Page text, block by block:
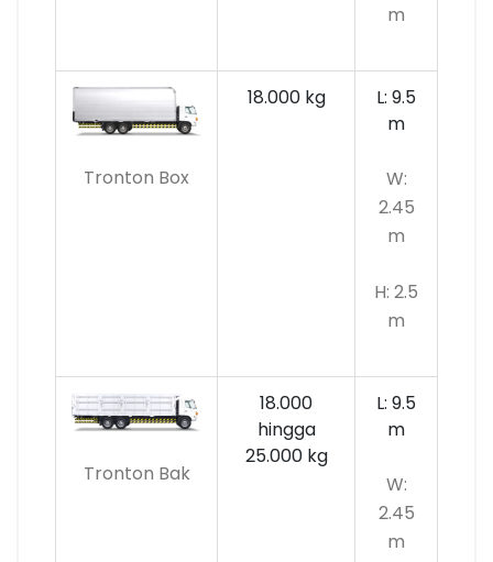
m
Tronton Box
18.000 kg
L: 9.5
m
W:
2.45
m
H: 2.5
m
Tronton Bak
18.000
hingga
25.000 kg
L: 9.5
m
W:
2.45
m